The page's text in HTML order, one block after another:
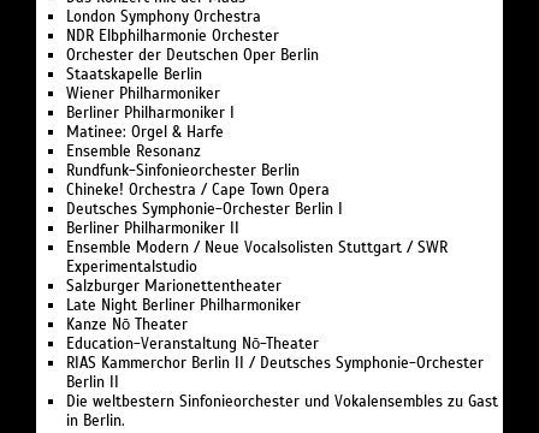
London Symphony Orchestra
NDR Elbphilharmonie Orchester
Orchester der Deutschen Oper Berlin
Staatskapelle Berlin
Wiener Philharmoniker
Berliner Philharmoniker I
Matinee: Orgel & Harfe
Ensemble Resonanz
Rundfunk-Sinfonieorchester Berlin
Chineke! Orchestra / Cape Town Opera
Deutsches Symphonie-Orchester Berlin I
Berliner Philharmoniker II
Ensemble Modern / Neue Vocalsolisten Stuttgart / SWR
Experimentalstudio
Salzburger Marionettentheater
Late Night Berliner Philharmoniker
Kanze Nō Theater
Education-Veranstaltung Nō-Theater
RIAS Kammerchor Berlin II / Deutsches Symphonie-Orchester
Berlin II
Die weltbestern Sinfonieorchester und Vokalensembles zu Gast
in Berlin.